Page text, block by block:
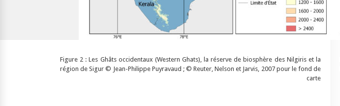
Figure 2 : Les Ghâts occidentaux (Western Ghats), la réserve de biosphère des Nilgiris et la
région de Sigur © Jean-Philippe Puyravaud ; © Reuter, Nelson et Jarvis, 2007 pour le fond de
carte